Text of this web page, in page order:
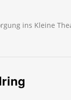
ins Kleine